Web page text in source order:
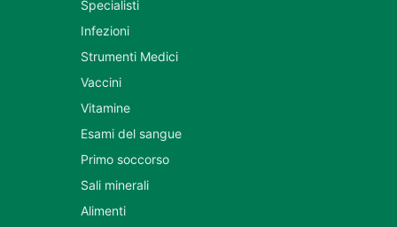
Specialisti
Infezioni
Strumenti Medici
Vaccini
Vitamine
Esami del sangue
Primo soccorso
Sali minerali
Alimenti